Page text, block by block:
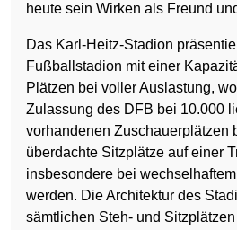
heute sein Wirken als Freund
Das Karl-Heitz-Stadion
Fußballstadion mit einer
Plätzen bei voller Auslastung,
Zulassung des DFB bei 10.000
vorhandenen Zuschauerplätzen
überdachte Sitzplätze auf einer
insbesondere bei
werden. Die Architektur des
sämtlichen Steh- und